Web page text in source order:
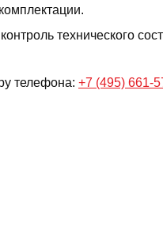
технического
телефона: +7 (495) 661-